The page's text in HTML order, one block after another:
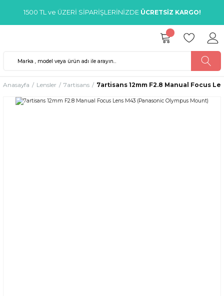
1500 TL ve ÜZERİ SİPARİŞLERİNİZDE ÜCRETSİZ KARGO!
Anasayfa Lensler 7artisans 7artisans 12mm F2.8 Manual Focus